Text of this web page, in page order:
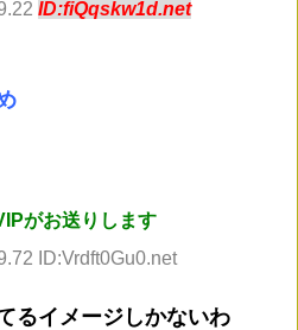
ID:fiQqskw1d.net
がお送りします
ID:Vrdft0Gu0.net
るイメージしかないわ